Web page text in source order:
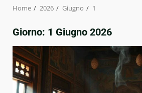
Home 2026 Giugno 1
Giorno: 1 Giugno 2026